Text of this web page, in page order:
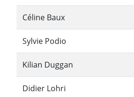
Céline Baux
Sylvie Podio
Kilian Duggan
Didier Lohri